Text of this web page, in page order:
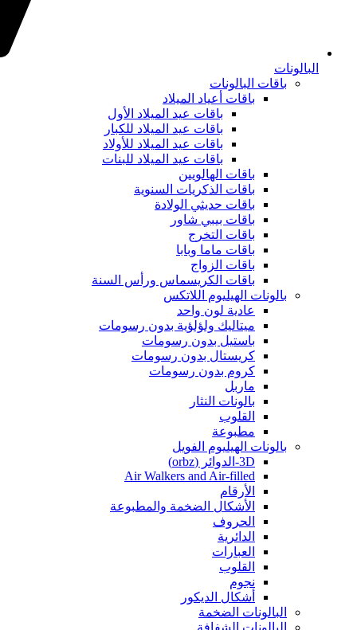
البالونات
باقات البالونات
باقات أعياد الميلاد
باقات عيد الميلاد الأول
باقات عيد الميلاد للكبار
باقات عيد الميلاد للأولاد
باقات عيد الميلاد للبنات
باقات الهالويين
باقات الذكريات السنوية
باقات حديثي الولادة
باقات بيبي شاور
باقات التخرج
باقات ماما وبابا
باقات الزواج
باقات الكريسماس ورأس السنة
بالونات الهيليوم اللاتكس
عادية لون واحد
ميتاليك ولؤلؤية بدون رسومات
باستيل بدون رسومات
كريستال بدون رسومات
كروم بدون رسومات
ماربل
بالونات النثار
القلوب
مطبوعة
بالونات الهيليوم الفويل
3D-الدوائر (orbz)
Air Walkers and Air-filled
الأرقام
الأشكال الضخمة والمطبوعة
الحروف
الدائرية
العبارات
القلوب
نجوم
أشكال الديكور
البالونات الضخمة
البالونات الشفافة